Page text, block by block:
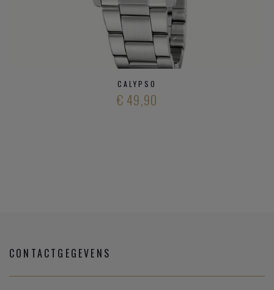
CALYPSO
€ 49,90
CONTACTGEGEVENS